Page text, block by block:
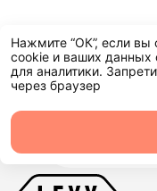
Нажмите “ОК”, если вы
cookie и ваших данных
для аналитики.
через браузер